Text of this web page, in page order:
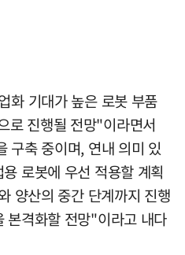
화 기대가 높은 로봇 부품
로 진행될 전망"이라면서
구축 중이며, 연내 의미 있
로봇에 우선 적용할 계획
양산의 중간 단계까지 진행
본격화할 전망"이라고 내다